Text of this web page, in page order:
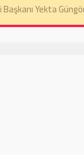
Yekta